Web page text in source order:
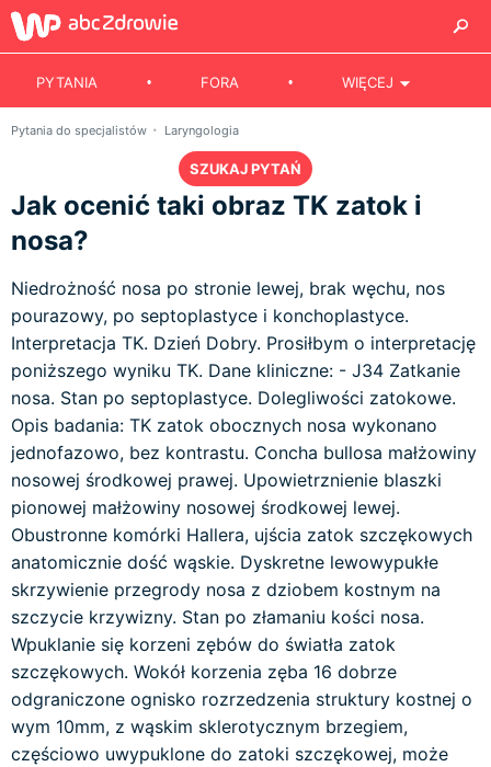
PYTANIA FORA WIĘCEJ
Pytania do specjalistów Laryngologia
SZUKAJ PYTAŃ
Jak ocenić taki obraz TK zatok i
nosa?
Niedrożność nosa po stronie lewej, brak węchu, nos
pourazowy, po septoplastyce i konchoplastyce.
Interpretacja TK. Dzień Dobry. Prosiłbym o interpretację
poniższego wyniku TK. Dane kliniczne: - J34 Zatkanie
nosa. Stan po septoplastyce. Dolegliwości zatokowe.
Opis badania: TK zatok obocznych nosa wykonano
jednofazowo, bez kontrastu. Concha bullosa małżowiny
nosowej środkowej prawej. Upowietrznienie blaszki
pionowej małżowiny nosowej środkowej lewej.
Obustronne komórki Hallera, ujścia zatok szczękowych
anatomicznie dość wąskie. Dyskretne lewowypukłe
skrzywienie przegrody nosa z dziobem kostnym na
szczycie krzywizny. Stan po złamaniu kości nosa.
Wpuklanie się korzeni zębów do światła zatok
szczękowych. Wokół korzenia zęba 16 dobrze
odgraniczone ognisko rozrzedzenia struktury kostnej o
wym 10mm, z wąskim sklerotycznym brzegiem,
częściowo uwypuklone do zatoki szczękowej, może